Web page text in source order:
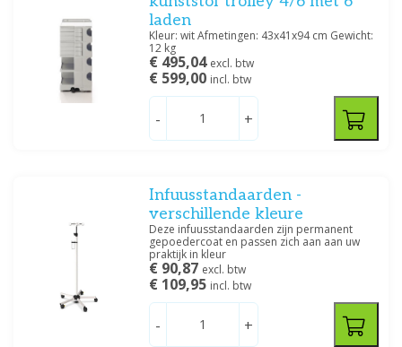
laden
Kleur: wit Afmetingen: 43x41x94 cm Gewicht:
12 kg
€ 495,04 excl. btw
€ 599,00 incl. btw
- +
Infuusstandaarden -
verschillende kleure
Deze infuusstandaarden zijn permanent
gepoedercoat en passen zich aan aan uw
praktijk in kleur
€ 90,87 excl. btw
€ 109,95 incl. btw
- +